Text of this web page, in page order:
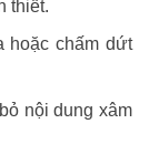
thiết.
hoặc chấm dứt
nội dung xâm